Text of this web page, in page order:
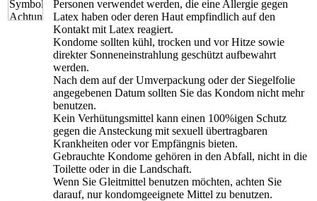
Personen verwendet werden, die eine Allergie gegen
Latex haben oder deren Haut empfindlich auf den
Kontakt mit Latex reagiert.
Kondome sollten kühl, trocken und vor Hitze sowie
direkter Sonneneinstrahlung geschützt aufbewahrt
werden.
Nach dem auf der Umverpackung oder der Siegelfolie
angegebenen Datum sollten Sie das Kondom nicht mehr
benutzen.
Kein Verhütungsmittel kann einen 100%igen Schutz
gegen die Ansteckung mit sexuell übertragbaren
Krankheiten oder vor Empfängnis bieten.
Gebrauchte Kondome gehören in den Abfall, nicht in die
Toilette oder in die Landschaft.
Wenn Sie Gleitmittel benutzen möchten, achten Sie
darauf, nur kondomgeeignete Mittel zu benutzen.